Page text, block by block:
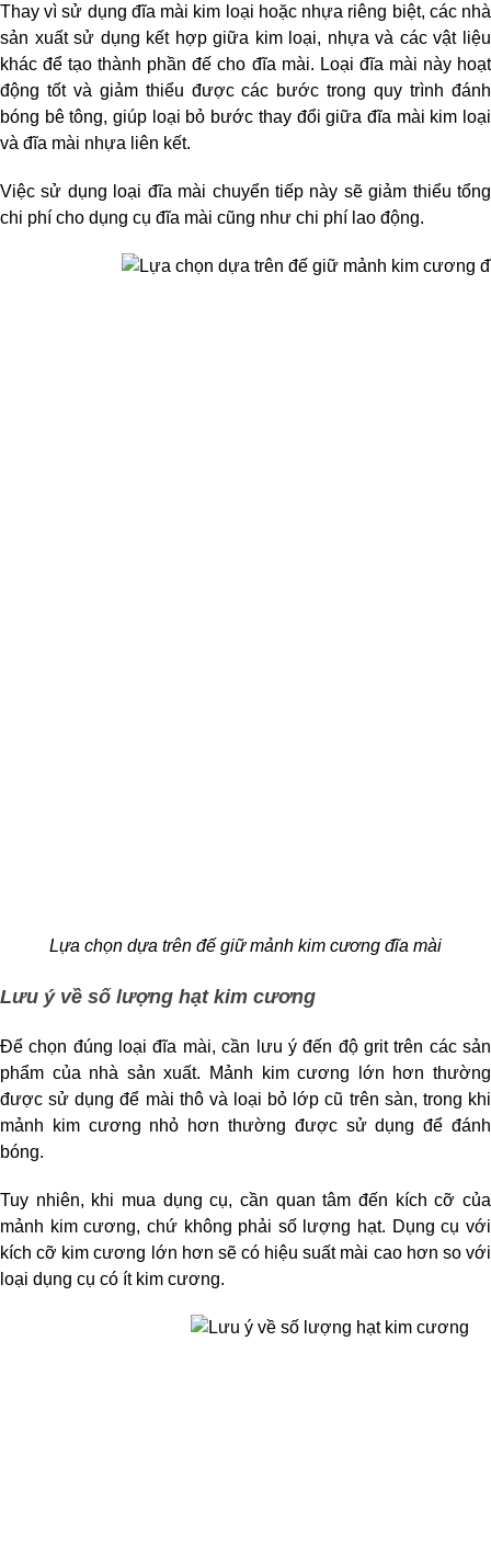
Thay vì sử dụng đĩa mài kim loại hoặc nhựa riêng biệt, các nhà
sản xuất sử dụng kết hợp giữa kim loại, nhựa và các vật liệu
khác để tạo thành phần đế cho đĩa mài. Loại đĩa mài này hoạt
động tốt và giảm thiểu được các bước trong quy trình đánh
bóng bê tông, giúp loại bỏ bước thay đổi giữa đĩa mài kim loại
và đĩa mài nhựa liên kết.
Việc sử dụng loại đĩa mài chuyển tiếp này sẽ giảm thiểu tổng
chi phí cho dụng cụ đĩa mài cũng như chi phí lao động.
Lựa chọn dựa trên đế giữ mảnh kim cương đĩa mài
Lưu ý về số lượng hạt kim cương
Để chọn đúng loại đĩa mài, cần lưu ý đến độ grit trên các sản
phẩm của nhà sản xuất. Mảnh kim cương lớn hơn thường
được sử dụng để mài thô và loại bỏ lớp cũ trên sàn, trong khi
mảnh kim cương nhỏ hơn thường được sử dụng để đánh
bóng.
Tuy nhiên, khi mua dụng cụ, cần quan tâm đến kích cỡ của
mảnh kim cương, chứ không phải số lượng hạt. Dụng cụ với
kích cỡ kim cương lớn hơn sẽ có hiệu suất mài cao hơn so với
loại dụng cụ có ít kim cương.